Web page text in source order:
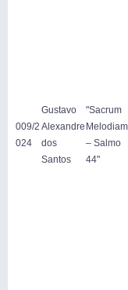
009/2
024
Gustavo
Alexandre
dos
Santos
"Sacrum
Melodiam
– Salmo
44"